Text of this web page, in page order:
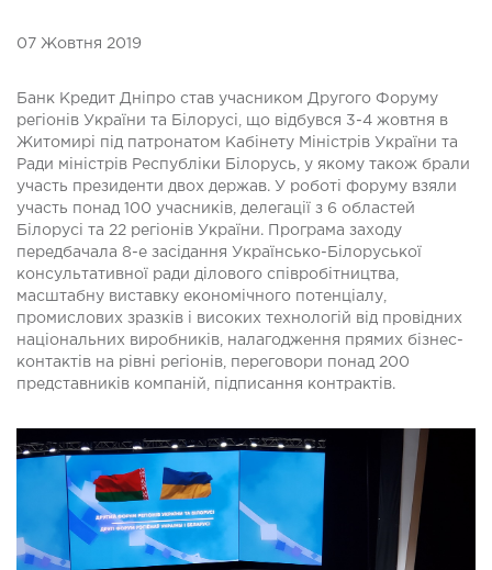
07 Жовтня 2019
Банк Кредит Дніпро став учасником Другого Форуму
регіонів України та Білорусі, що відбувся 3-4 жовтня в
Житомирі під патронатом Кабінету Міністрів України та
Ради міністрів Республіки Білорусь, у якому також брали
участь президенти двох держав. У роботі форуму взяли
участь понад 100 учасників, делегації з 6 областей
Білорусі та 22 регіонів України. Програма заходу
передбачала 8-е засідання Українсько-Білоруської
консультативної ради ділового співробітництва,
масштабну виставку економічного потенціалу,
промислових зразків і високих технологій від провідних
національних виробників, налагодження прямих бізнес-
контактів на рівні регіонів, переговори понад 200
представників компаній, підписання контрактів.